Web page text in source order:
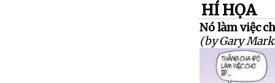
HÍ HỌA
Nó làm việc
(by Gary